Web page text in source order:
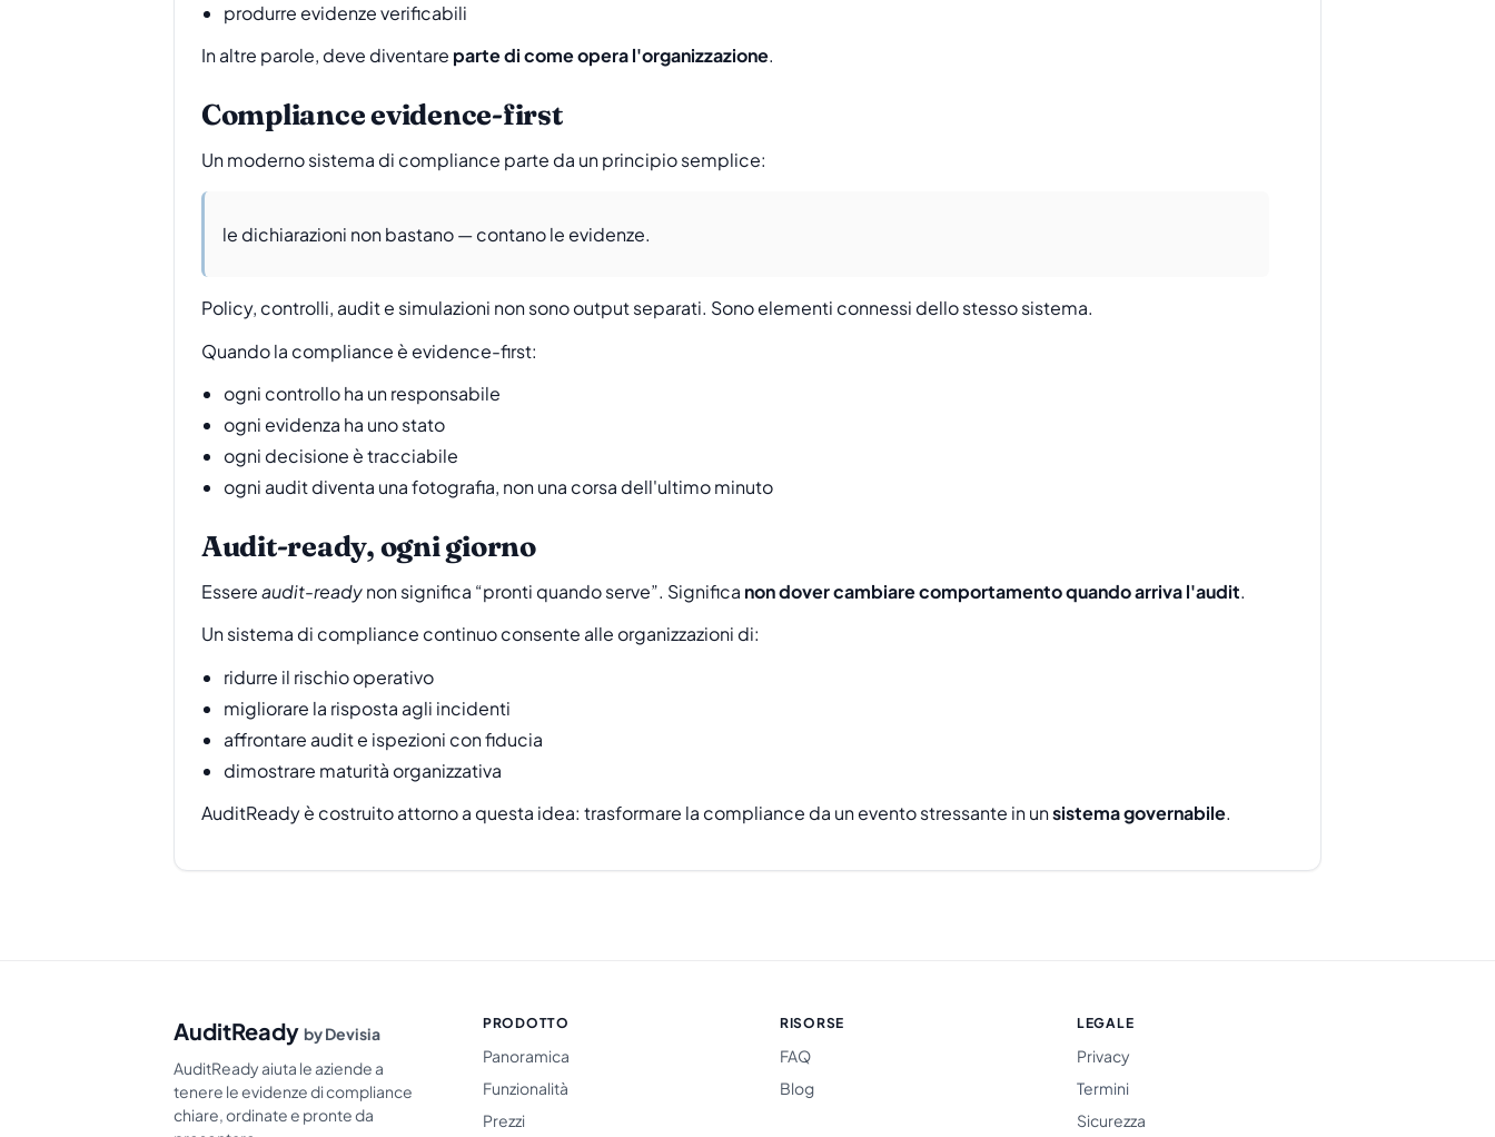
produrre evidenze verificabili
In altre parole, deve diventare parte di come opera l'organizzazione.
Compliance evidence-first
Un moderno sistema di compliance parte da un principio semplice:
le dichiarazioni non bastano — contano le evidenze.
Policy, controlli, audit e simulazioni non sono output separati. Sono elementi connessi dello stesso sistema.
Quando la compliance è evidence-first:
ogni controllo ha un responsabile
ogni evidenza ha uno stato
ogni decisione è tracciabile
ogni audit diventa una fotografia, non una corsa dell'ultimo minuto
Audit-ready, ogni giorno
Essereaudit-readynon significa “pronti quando serve”. Significa non dover cambiare comportamento quando arriva l'audit.
Un sistema di compliance continuo consente alle organizzazioni di:
ridurre il rischio operativo
migliorare la risposta agli incidenti
affrontare audit e ispezioni con fiducia
dimostrare maturità organizzativa
AuditReady è costruito attorno a questa idea: trasformare la compliance da un evento stressante in unsistema governabile.
AuditReady by Devisia
AuditReady aiuta le aziende a
tenere le evidenze di compliance
chiare, ordinate e pronte da
PRODOTTO
Panoramica
Funzionalità
Prezzi
RISORSE
FAQ
Blog
LEGALE
Privacy
Termini
Sicurezza